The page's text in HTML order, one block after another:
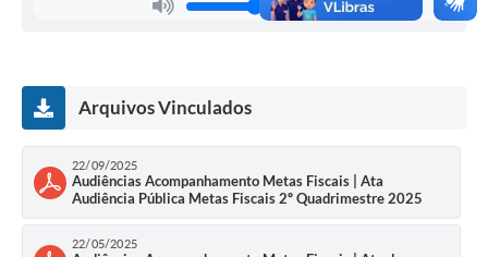
Contas Públicas
Legislação
Editais
Links
Arquivos Vinculados
22/09/2025
Audiências Acompanhamento Metas Fiscais | Ata
Audiência Pública Metas Fiscais 2º Quadrimestre 2025
22/05/2025